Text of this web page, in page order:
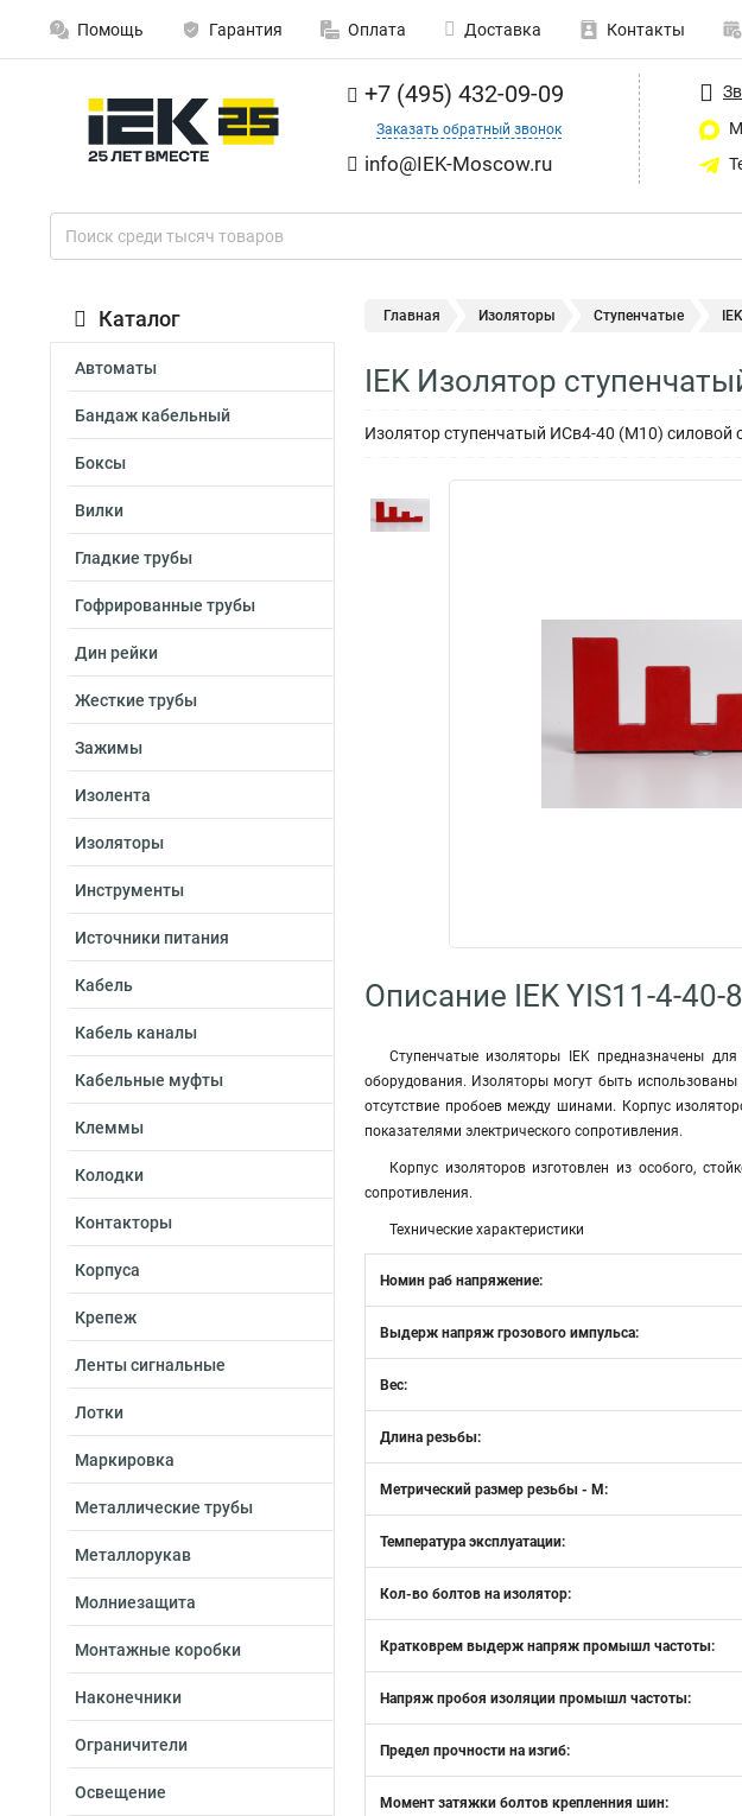
Помощь Гарантия Оплата Доставка Контакты
+7 (495) 432-09-09
Заказать обратный звонок
info@IEK-Moscow.ru
Каталог
Автоматы
Бандаж кабельный
Боксы
Вилки
Гладкие трубы
Гофрированные трубы
Дин рейки
Жесткие трубы
Зажимы
Изолента
Изоляторы
Инструменты
Источники питания
Кабель
Кабель каналы
Кабельные муфты
Клеммы
Колодки
Контакторы
Корпуса
Крепеж
Ленты сигнальные
Лотки
Маркировка
Металлические трубы
Металлорукав
Молниезащита
Монтажные коробки
Наконечники
Ограничители
Освещение
Главная Изоляторы Ступенчатые
IEK Изолятор
Изолятор ступенчатый ИСв4-40 (М10) силовой
Описание IEK YIS11-4-40-
Ступенчатые изоляторы IEK предназначены
оборудования. Изоляторы могут быть
отсутствие пробоев между шинами. Корпус
показателями электрического сопротивления.
Корпус изоляторов изготовлен из особого,
сопротивления.
Технические характеристики
Номин раб напряжение:
Выдерж напряж грозового импульса:
Вес:
Длина резьбы:
Метрический размер резьбы - М:
Температура эксплуатации:
Кол-во болтов на изолятор:
Кратковрем выдерж напряж промышл частоты:
Напряж пробоя изоляции промышл частоты:
Предел прочности на изгиб:
Момент затяжки болтов крепленния шин: